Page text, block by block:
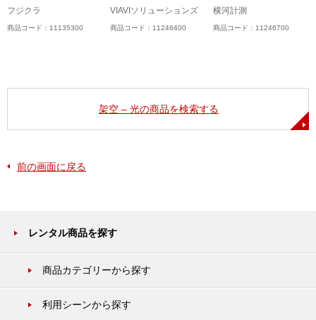
フジクラ
商品コード：11135300
VIAVIソリューションズ
商品コード：11246400
横河計測
商品コード：11246700
架空 – 光の商品を検索する
前の画面に戻る
レンタル商品を探す
商品カテゴリーから探す
利用シーンから探す